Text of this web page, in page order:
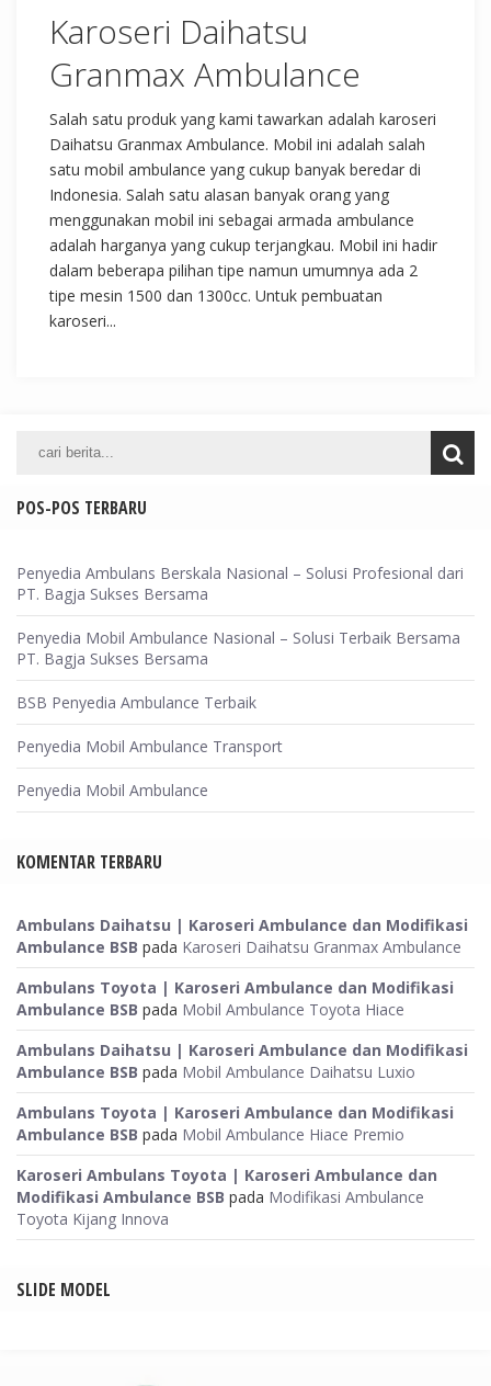
Karoseri Daihatsu
Granmax Ambulance
Salah satu produk yang kami tawarkan adalah karoseri
Daihatsu Granmax Ambulance. Mobil ini adalah salah
satu mobil ambulance yang cukup banyak beredar di
Indonesia. Salah satu alasan banyak orang yang
menggunakan mobil ini sebagai armada ambulance
adalah harganya yang cukup terjangkau. Mobil ini hadir
dalam beberapa pilihan tipe namun umumnya ada 2
tipe mesin 1500 dan 1300cc. Untuk pembuatan
karoseri...
POS-POS TERBARU
Penyedia Ambulans Berskala Nasional – Solusi Profesional dari
PT. Bagja Sukses Bersama
Penyedia Mobil Ambulance Nasional – Solusi Terbaik Bersama
PT. Bagja Sukses Bersama
BSB Penyedia Ambulance Terbaik
Penyedia Mobil Ambulance Transport
Penyedia Mobil Ambulance
KOMENTAR TERBARU
Ambulans Daihatsu | Karoseri Ambulance dan Modifikasi
Ambulance BSB pada Karoseri Daihatsu Granmax Ambulance
Ambulans Toyota | Karoseri Ambulance dan Modifikasi
Ambulance BSB pada Mobil Ambulance Toyota Hiace
Ambulans Daihatsu | Karoseri Ambulance dan Modifikasi
Ambulance BSB pada Mobil Ambulance Daihatsu Luxio
Ambulans Toyota | Karoseri Ambulance dan Modifikasi
Ambulance BSB pada Mobil Ambulance Hiace Premio
Karoseri Ambulans Toyota | Karoseri Ambulance dan
Modifikasi Ambulance BSB pada Modifikasi Ambulance
Toyota Kijang Innova
SLIDE MODEL